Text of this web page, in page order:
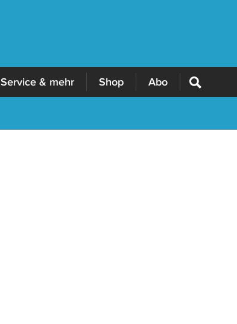
Service & mehr Shop Abo